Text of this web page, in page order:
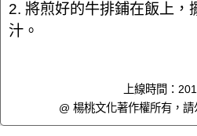
2. 將煎好的牛排鋪在飯上，
汁。
上線時間：
@ 楊桃文化著作權所有，請